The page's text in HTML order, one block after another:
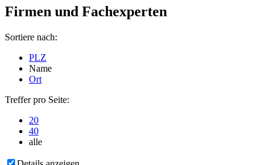
Firmen und Fachexperten
Sortiere nach:
PLZ
Name
Ort
Treffer pro Seite:
20
40
alle